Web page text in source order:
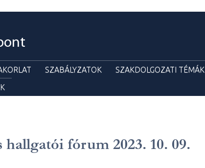
SZABÁLYZATOK SZAKDOLGOZATI TÉMÁK
hallgatói fórum 2023. 10. 09.